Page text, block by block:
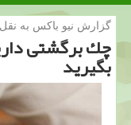
گزارش نیو باكس به نقل
چك برگشتی
بگیرید